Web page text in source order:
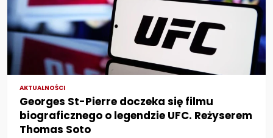
AKTUALNOŚCI
Georges St-Pierre doczeka się filmu
biograficznego o legendzie UFC. Reżyserem
Thomas Soto